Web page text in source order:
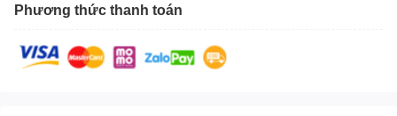
Phương thức thanh toán